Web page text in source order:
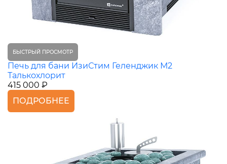
БЫСТРЫЙ ПРОСМОТР
Печь для бани ИзиСтим Геленджик М2
Талькохлорит
415 000 ₽
ПОДРОБНЕЕ